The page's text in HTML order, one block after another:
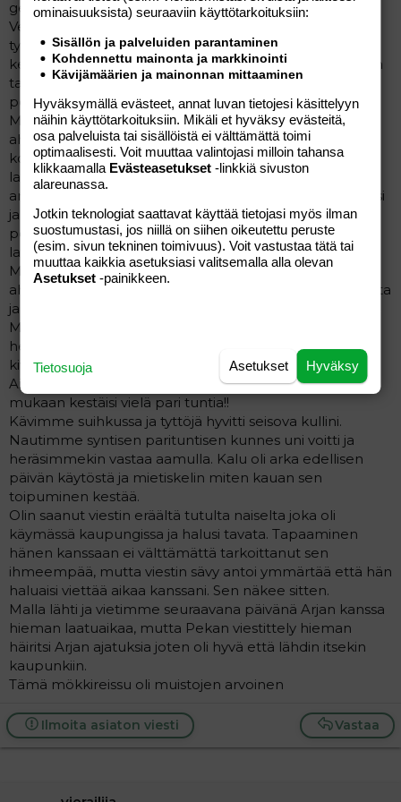
geeliä.
Vedin kuulin ulos ja käänsin Mallan lattialle selälleen ja
työnnyin pilluun kovaa ja aloin panna. Työnsin 5-10
kertaa ja otin kulllin ulos ja annoin Arjan imeä sitä. Sitten
taas sisälle Mallaan ja Arjan suuhun.  Pane häntä
peppuun ja anna mun maistaa sitä Kähisi Arja ja Nostin
Mallan peppua parempaan asentoon ja työnnyin
ahtaseen anukseen. Nyt Malla laukesi ja panin häntä
kovaa niin kauan että orkun kouristukset alkoivat
laantua. Sitten vedin tärisevän kiiltänän kyrvän ulos ja
annoin Arjan ottaa sen suuhun. Ihana kyrpä hän mumisi
ja imi sitä niin että sattui. Arjan sormet painuivat
pepulleni, ja kun kaksi sormea työntyi perseeseeni,
laukesin Arjan suuhun.
Malla tuli Arja viereen ja he nuolivat kiiltävää kullia
ahnaasti yhdessä. Kielet liukuivat pitkin spermaista vartta
ja välillä heidän huulensa osuivat toisiinsa. Arja antoi
Mallalle pitkän ahnaan kielisuudelman ja minä seisoin
heidän edessään uskomatonta kyllä kulli edelleen
kivikovana.
Aikaa oli mennyt vasta tunti joten seisokki Mallan
mukaan kestäisi vielä pari tuntia!!
Kävimme suihkussa ja tyttöjä hyvitti seisova kullini.
Nautimme syntisen parituntisen kunnes uni voitti ja
heräsimmekin vastaa aamulla. Kalu oli arka edellisen
päivän käytöstä ja mietiskelin miten kauan sen
toipuminen kestää.
Olin saanut viestin eräältä tutulta naiselta joka oli
käymässä kaupungissa ja halusi tavata. Tapaaminen
hänen kanssaan ei välttämättä tarkoittanut sen
ihmeempää, mutta viestin sävy antoi ymmärtää että hän
haluaisi viettää aikaa kanssani. Sen näkee sitten.
Malla lähti ja vietimme seuraavana päivänä Arjan kanssa
hieman laatuaikaa, mutta Pekan viestittely hieman
häiritsi Arjan ajatuksia joten oli hyvä että lähdin itsekin
kaupunkiin.
Tämä mökkireissu oli muistojen arvoinen
Vastaa
Ilmoita asiaton viesti
ominaisuuk­sista) seuraaviin käyttötarkoituksiin:
Sisällön ja palveluiden parantaminen
Kohdennettu mainonta ja markkinointi
Kävijämäärien ja mainonnan mittaaminen
Hyväksymällä evästeet, annat luvan tietojesi käsittelyyn
näihin käyttötarkoituksiin. Mikäli et hyväksy evästeitä,
osa palveluista tai sisällöistä ei välttämättä toimi
optimaalisesti. Voit muuttaa valintojasi milloin tahansa
klikkaamalla Evästeasetukset -linkkiä sivuston
alareunassa.
Jotkin teknologiat saattavat käyttää tietojasi myös ilman
suostumustasi, jos niillä on siihen oikeutettu peruste
(esim. sivun tekninen toimivuus). Voit vastustaa tätä tai
muuttaa kaikkia asetuksiasi valitsemalla alla olevan
Asetukset -painikkeen.
Hyväksy
Asetukset
Tietosuoja